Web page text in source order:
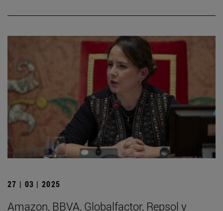
27 | 03 | 2025
Amazon, BBVA, Globalfactor, Repsol y